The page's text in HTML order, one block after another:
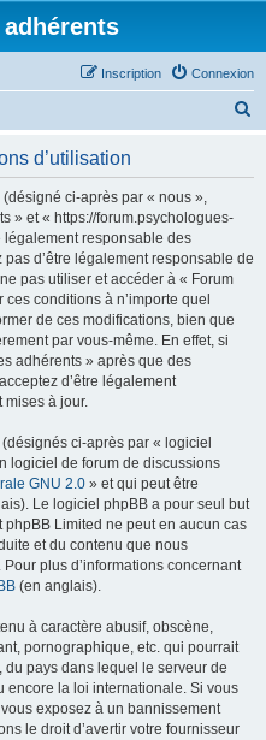
Connexion
Inscription
d’utilisation
ci-après par « nous »,
» et « https://forum.psychologues-
légalement responsable des
d’être légalement responsable de
pas utiliser et accéder à « Forum
conditions à n’importe quel
de ces modifications, bien que
par vous-même. En effet, si
adhérents » après que des
d’être légalement
mises à jour.
ci-après par « logiciel
logiciel de forum de discussions
GNU 2.0 » et qui peut être
Le logiciel phpBB a pour seul but
Limited ne peut en aucun cas
et du contenu que nous
plus d’informations concernant
(en anglais).
à caractère abusif, obscène,
pornographique, etc. qui pourrait
pays dans lequel le serveur de
encore la loi internationale. Si vous
exposez à un bannissement
le droit d’avertir votre fournisseur